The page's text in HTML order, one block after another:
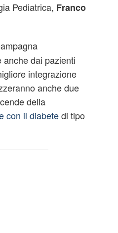
Pediatrica, Franco
dai pazienti
integrazione
anche due
della
con il diabetedi tipo